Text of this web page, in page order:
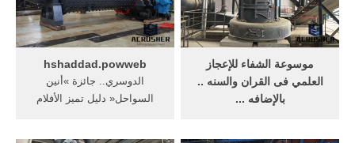
hshaddad.powweb
الدوسري.. جائزة »أنين
السواحل« دليل تميز الأفلام
موسوعة الشفاء للإعجاز
العلمي فى القران والسنه ..
بالإضافه ...